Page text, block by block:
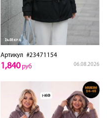
Артикул #23471154
06.08.2026
1,840руб